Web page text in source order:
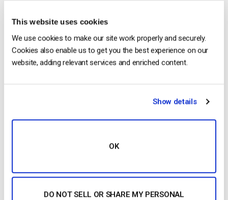
This website uses cookies
We use cookies to make our site work properly and securely.
Cookies also enable us to get you the best experience on our
website, adding relevant services and enriched content.
Show details
OK
DO NOT SELL OR SHARE MY PERSONAL
de distribuição tradicionais. Por muito bem
sucedidas que sejam algumas destas plataformas
de transmissão de conteúdos OTT, como a Netflix e
o YouTube, não existe uma forma […]
Guia completo para ficheiros M3U8:
Compreender, criar e utilizar